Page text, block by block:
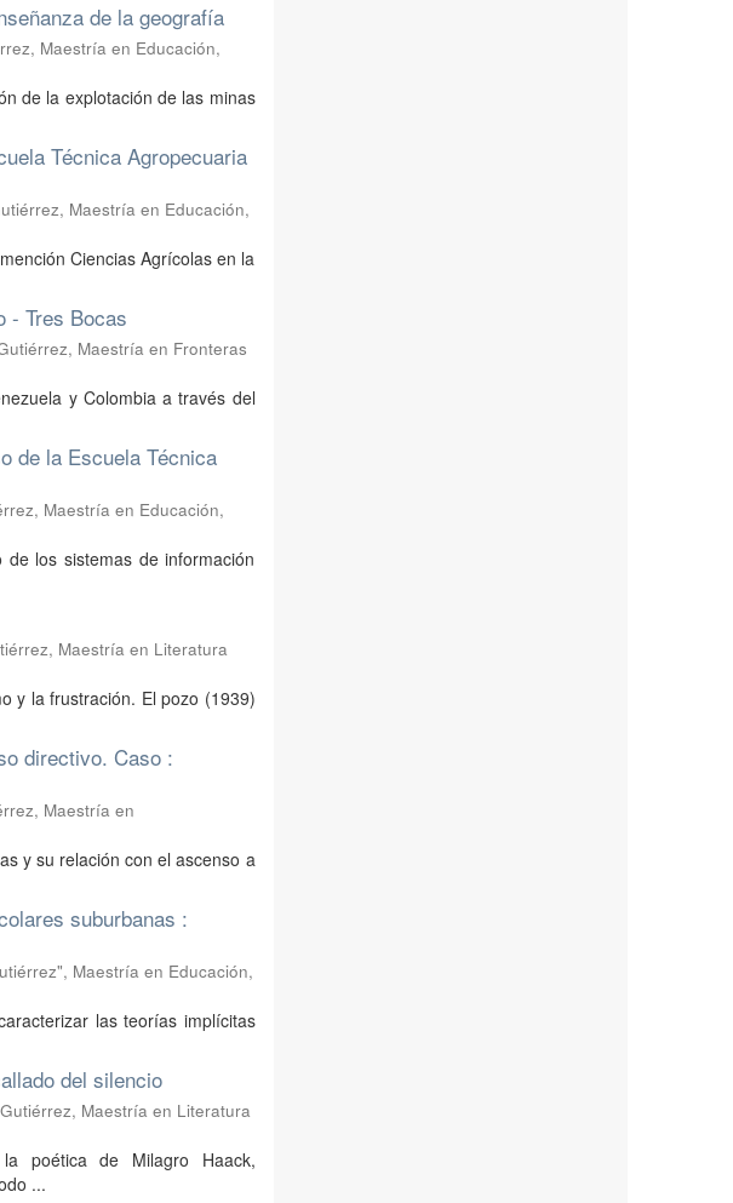
de la geografía
Maestría en Educación,
de la explotación de las minas
Técnica Agropecuaria
Maestría en Educación,
Ciencias Agrícolas en la
- Tres Bocas
Maestría en Fronteras
y Colombia a través del
de la Escuela Técnica
Maestría en Educación,
los sistemas de información
Maestría en Literatura
y la frustración. El pozo (1939)
directivo. Caso :
Maestría en
y su relación con el ascenso a
suburbanas :
Maestría en Educación,
las teorías implícitas
del silencio
Maestría en Literatura
poética de Milagro Haack,
...